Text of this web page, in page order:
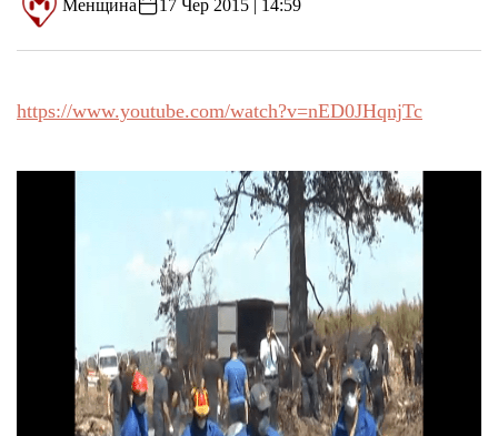
Менщина 17 Чер 2015 | 14:59
https://www.youtube.com/watch?v=nED0JHqnjTc